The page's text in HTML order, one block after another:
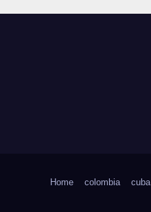
Home colombia cuba